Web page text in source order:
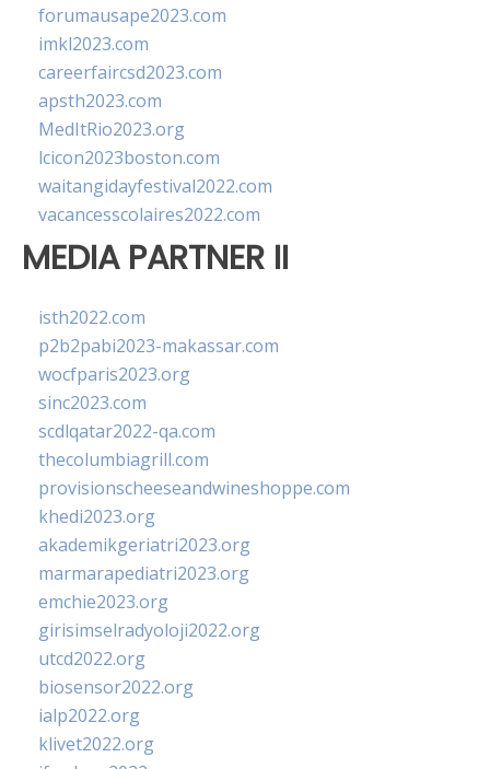
forumausape2023.com
imkl2023.com
careerfaircsd2023.com
apsth2023.com
MedItRio2023.org
lcicon2023boston.com
waitangidayfestival2022.com
vacancesscolaires2022.com
MEDIA PARTNER II
isth2022.com
p2b2pabi2023-makassar.com
wocfparis2023.org
sinc2023.com
scdlqatar2022-qa.com
thecolumbiagrill.com
provisionscheeseandwineshoppe.com
khedi2023.org
akademikgeriatri2023.org
marmarapediatri2023.org
emchie2023.org
girisimselradyoloji2022.org
utcd2022.org
biosensor2022.org
ialp2022.org
klivet2022.org